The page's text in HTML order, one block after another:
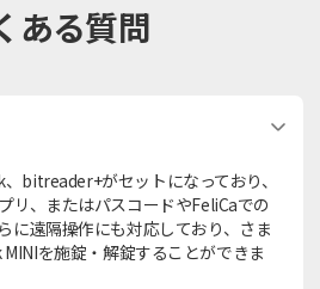
ある質問
bitreader+がセットになっており、
リ、またはパスコードやFeliCaでの
に遠隔操作にも対応しており、さま
を施錠・解錠することができま